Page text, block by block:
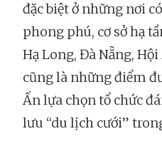
đặc biệt ở những nơi
phong phú, cơ sở hạ
Hạ Long, Đà Nẵng,
cũng là những điểm
Ấn lựa chọn tổ chức
lưu “du lịch cưới”